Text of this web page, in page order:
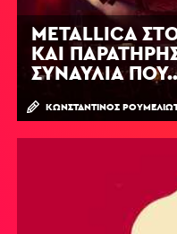
METALLICA
ΚΑΙ
ΣΥΝΑΥΛΊΑ
ΚΩΝΣΤΑΝΤΊΝΟΣ